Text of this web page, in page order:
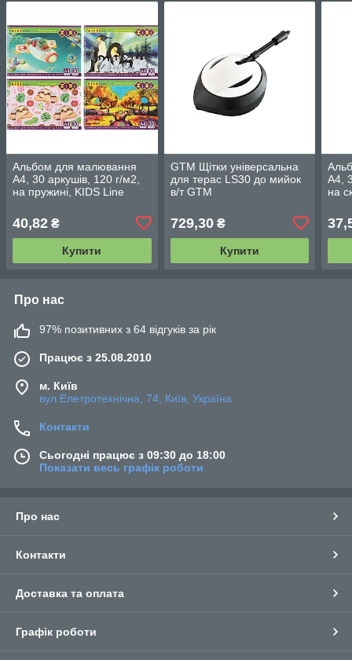
Альбом для малювання
А4, 30 аркушів, 120 г/м2,
на пружині, KIDS Line
40,82 ₴
Купити
GTM Щітки універсальна
для терас LS30 до мийок
в/т GTM
729,30₴
Купити
А4,
на
Про нас
97% позитивних з 64 відгуків за рік
Працює з 25.08.2010
м. Київ
вул.Елетротехнічна, 74, Київ, Україна
Контакти
Сьогодні працює з 09:30 до 18:00
Показати весь графік роботи
Про нас
Контакти
Доставка та оплата
Графік роботи